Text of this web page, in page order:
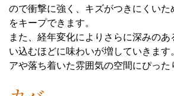
ので衝撃に強く、キズがつきにくいた
をキープできます。
また、経年変化によりさらに深みの
い込むほどに味わいが増していきます
アや落ち着いた雰囲気の空間にぴった